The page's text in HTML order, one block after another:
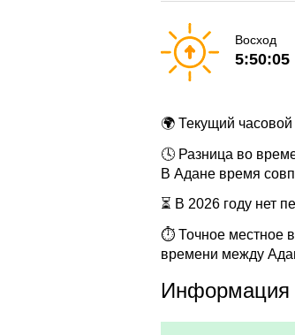
Восход
5:50:05
🌍 Текущий
🕓 Разница во
В Адане время
⏳ В 2026 году нет
⏱ Точное местное
времени между
Информация